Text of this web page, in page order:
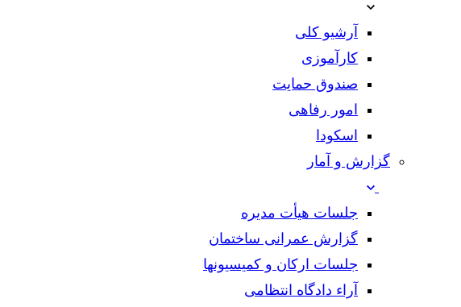
آرشیو کلی
کارآموزی
صندوق حمایت
امور رفاهی
اسکودا
گزارش و آمار
جلسات هیأت مدیره
گزارش عمرانی ساختمان
جلسات ارکان و کمیسیونها
آراء دادگاه انتظامی